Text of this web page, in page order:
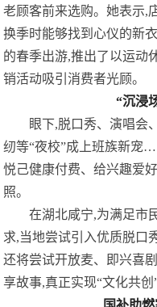
老顾客前来选购。她表示,
换季时能够找到心仪的新
的春季出游,推出了以运动
销活动吸引消费者光顾。
“沉浸
眼下,脱口秀、演唱会
纫等“夜校”成上班族新宠
悦己健康付费、给兴趣爱
照。
在湖北咸宁,为满足市
求,当地尝试引入优质脱口
还将尝试开放麦、即兴喜
享故事,真正实现“文化共创”